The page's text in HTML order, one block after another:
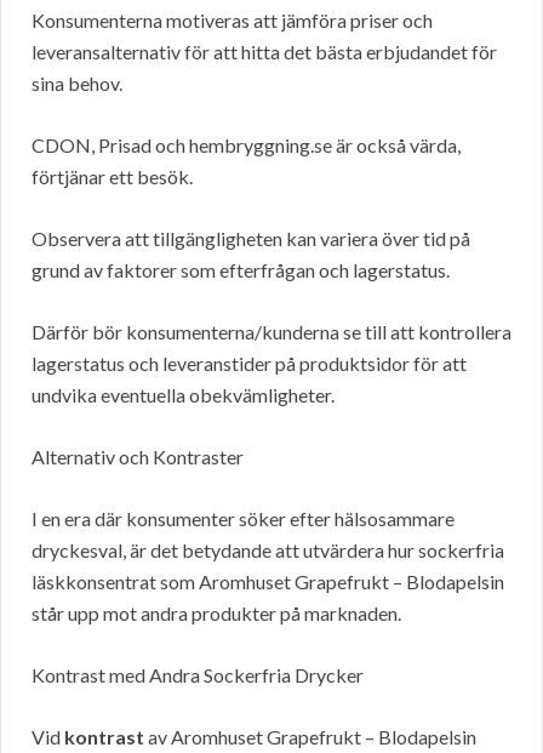
Konsumenterna motiveras att jämföra priser och
leveransalternativ för att hitta det bästa erbjudandet för
sina behov.
CDON, Prisad och hembryggning.se är också värda,
förtjänar ett besök.
Observera att tillgängligheten kan variera över tid på
grund av faktorer som efterfrågan och lagerstatus.
Därför bör konsumenterna/kunderna se till att kontrollera
lagerstatus och leveranstider på produktsidor för att
undvika eventuella obekvämligheter.
Alternativ och Kontraster
I en era där konsumenter söker efter hälsosammare
dryckesval, är det betydande att utvärdera hur sockerfria
läskkonsentrat som Aromhuset Grapefrukt – Blodapelsin
står upp mot andra produkter på marknaden.
Kontrast med Andra Sockerfria Drycker
Vid kontrast av Aromhuset Grapefrukt – Blodapelsin